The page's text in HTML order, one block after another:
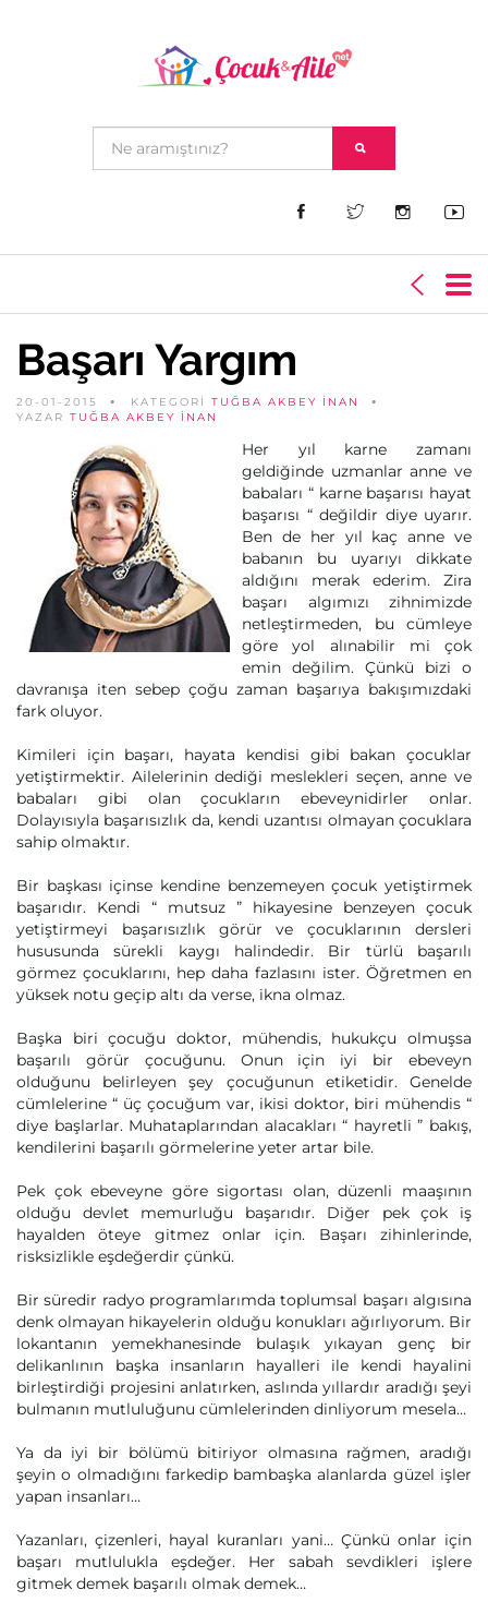
Başarı Yargım
20-01-2015 KATEGORİ TUĞBA AKBEY İNAN
YAZAR TUĞBA AKBEY İNAN
Her yıl karne zamanı
geldiğinde uzmanlar anne ve
babaları “ karne başarısı hayat
başarısı “ değildir diye uyarır.
Ben de her yıl kaç anne ve
babanın bu uyarıyı dikkate
aldığını merak ederim. Zira
başarı algımızı zihnimizde
netleştirmeden, bu cümleye
göre yol alınabilir mi çok
emin değilim. Çünkü bizi o
davranışa iten sebep çoğu zaman başarıya bakışımızdaki
fark oluyor.
Kimileri için başarı, hayata kendisi gibi bakan çocuklar
yetiştirmektir. Ailelerinin dediği meslekleri seçen, anne ve
babaları gibi olan çocukların ebeveynidirler onlar.
Dolayısıyla başarısızlık da, kendi uzantısı olmayan çocuklara
sahip olmaktır.
Bir başkası içinse kendine benzemeyen çocuk yetiştirmek
başarıdır. Kendi “ mutsuz ” hikayesine benzeyen çocuk
yetiştirmeyi başarısızlık görür ve çocuklarının dersleri
hususunda sürekli kaygı halindedir. Bir türlü başarılı
görmez çocuklarını, hep daha fazlasını ister. Öğretmen en
yüksek notu geçip altı da verse, ikna olmaz.
Başka biri çocuğu doktor, mühendis, hukukçu olmuşsa
başarılı görür çocuğunu. Onun için iyi bir ebeveyn
olduğunu belirleyen şey çocuğunun etiketidir. Genelde
cümlelerine “ üç çocuğum var, ikisi doktor, biri mühendis “
diye başlarlar. Muhataplarından alacakları “ hayretli ” bakış,
kendilerini başarılı görmelerine yeter artar bile.
Pek çok ebeveyne göre sigortası olan, düzenli maaşının
olduğu devlet memurluğu başarıdır. Diğer pek çok iş
hayalden öteye gitmez onlar için. Başarı zihinlerinde,
risksizlikle eşdeğerdir çünkü.
Bir süredir radyo programlarımda toplumsal başarı algısına
denk olmayan hikayelerin olduğu konukları ağırlıyorum. Bir
lokantanın yemekhanesinde bulaşık yıkayan genç bir
delikanlının başka insanların hayalleri ile kendi hayalini
birleştirdiği projesini anlatırken, aslında yıllardır aradığı şeyi
bulmanın mutluluğunu cümlelerinden dinliyorum mesela…
Ya da iyi bir bölümü bitiriyor olmasına rağmen, aradığı
şeyin o olmadığını farkedip bambaşka alanlarda güzel işler
yapan insanları…
Yazanları, çizenleri, hayal kuranları yani… Çünkü onlar için
başarı mutlulukla eşdeğer. Her sabah sevdikleri işlere
gitmek demek başarılı olmak demek…